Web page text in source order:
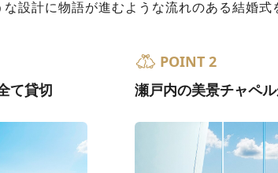
な設計に物語が進むような流れのある結婚式
て貸切
POINT 2
瀬戸内の美景チャペ